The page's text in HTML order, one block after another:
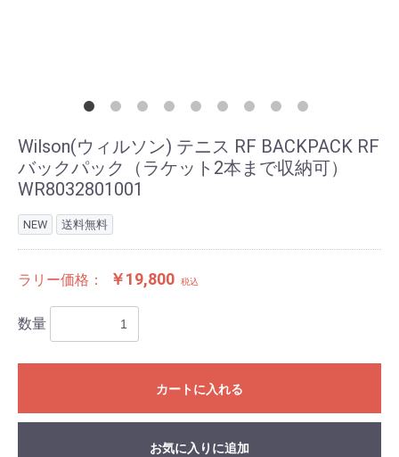
Wilson(ウィルソン) テニス RF BACKPACK RF
バックパック（ラケット2本まで収納可）
WR8032801001
NEW 送料無料
ラリー価格： ￥19,800 税込
数量
カートに入れる
お気に入りに追加